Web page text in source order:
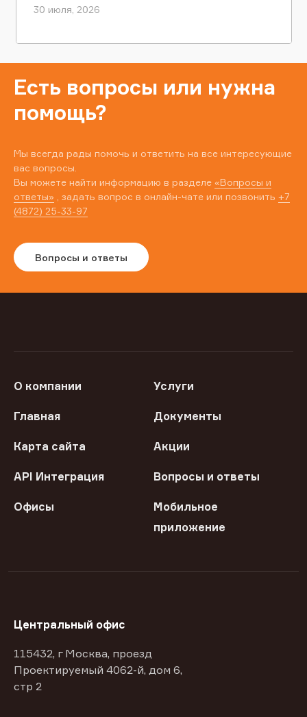
30 июля, 2026
Есть вопросы или нужна
помощь?
Мы всегда рады помочь и ответить на все интересующие
вас вопросы.
Вы можете найти информацию в разделе «Вопросы и
ответы» , задать вопрос в онлайн-чате или позвонить +7
(4872) 25-33-97
Вопросы и ответы
О компании Услуги
Главная Документы
Карта сайта Акции
API Интеграция Вопросы и ответы
Офисы
Мобильное
приложение
Центральный офис
115432, г Москва, проезд
Проектируемый 4062-й, дом 6,
стр 2